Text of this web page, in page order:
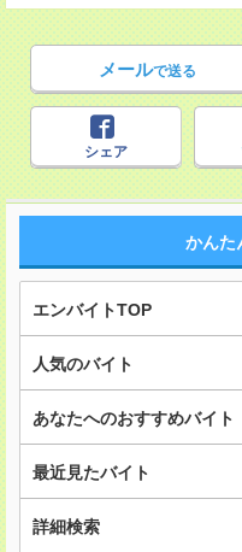
メールで送る
シェア
かんた
エンバイトTOP
人気のバイト
あなたへのおすすめバイト
最近見たバイト
詳細検索